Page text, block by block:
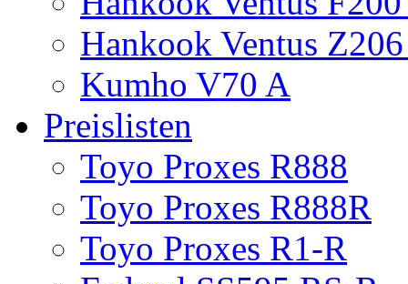
Hankook Ventus
Kumho V70 A
Preislisten
Toyo Proxes R888
Toyo Proxes R888R
Toyo Proxes R1-R